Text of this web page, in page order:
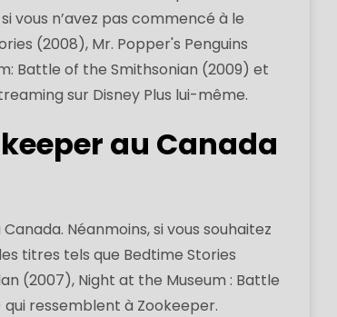
vous n’avez pas commencé à le
(2008), Mr. Popper's Penguins
Battle of the Smithsonian (2009) et
sur Disney Plus lui-même.
au Canada
Néanmoins, si vous souhaitez
titres tels que Bedtime Stories
(2007), Night at the Museum : Battle
ressemblent à Zookeeper.